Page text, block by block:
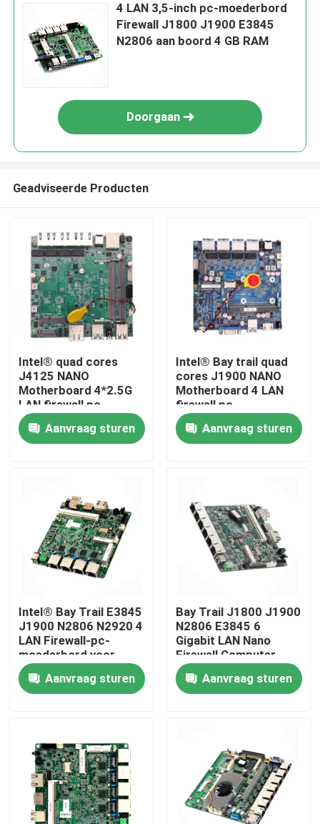
Thuis
Over ons
Fabrieksreis
Contacteer ons
Vraag een offerte aan
industriële Comité PC
ruwe tabletpc
4 LAN 3,5-inch pc-moederbord
Firewall J1800 J1900 E3845
N2806 aan boord 4 GB RAM
Doorgaan
Geadviseerde Producten
Intel® quad cores
J4125 NANO
Motherboard 4*2.5G
LAN firewall pc
moederbord pFsense
Aanvraag sturen
Intel® Bay trail quad
cores J1900 NANO
Motherboard 4 LAN
firewall pc
moederbord
Aanvraag sturen
Intel® Bay Trail E3845
J1900 N2806 N2920 4
LAN Firewall-pc-
moederbord voor
Nano Firewall-
computerAanvraag sturen
Bay Trail J1800 J1900
N2806 E3845 6
Gigabit LAN Nano
Firewall Computer
Moederbord
Netwerkbeveiliging
Moederbord
Aanvraag sturen